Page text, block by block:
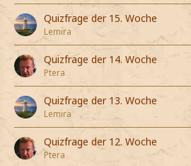
Quizfrage der 15. Woche
Lemira
Quizfrage der 14. Woche
Ptera
Quizfrage der 13. Woche
Lemira
Quizfrage der 12. Woche
Ptera